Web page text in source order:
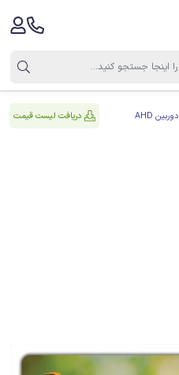
دوربین AHD دریافت لیست قیمت